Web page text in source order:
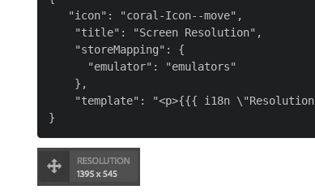
   "icon": "coral-Icon--move",
    "title": "Screen Resolution",
    "storeMapping": {
      "emulator": "emulators"
    },
"template": "<p>{{{ i18n